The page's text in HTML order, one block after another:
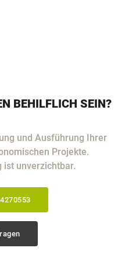
BEHILFLICH SEIN?
und Ausführung Ihrer
Projekte.
ist unverzichtbar.